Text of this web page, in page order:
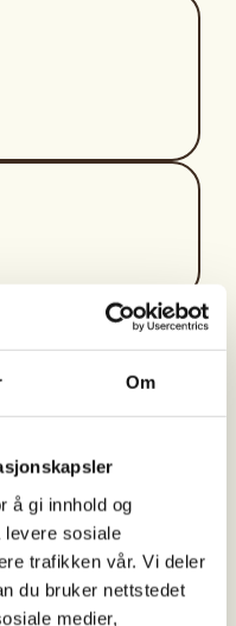
Om
å gi innhold og
levere sosiale
trafikken vår. Vi deler
du bruker nettstedet
medier,
i
SJFF